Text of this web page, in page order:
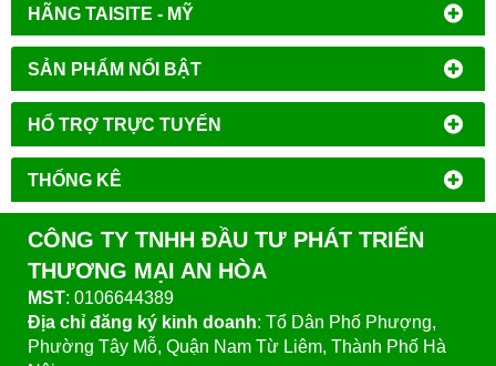
HÃNG TAISITE - MỸ
SẢN PHẨM NỔI BẬT
HỔ TRỢ TRỰC TUYẾN
THỐNG KÊ
CÔNG TY TNHH ĐẦU TƯ PHÁT TRIỂN
THƯƠNG MẠI AN HÒA
MST: 0106644389
Địa chỉ đăng ký kinh doanh: Tổ Dân Phố Phượng,
Phường Tây Mỗ, Quận Nam Từ Liêm, Thành Phố Hà